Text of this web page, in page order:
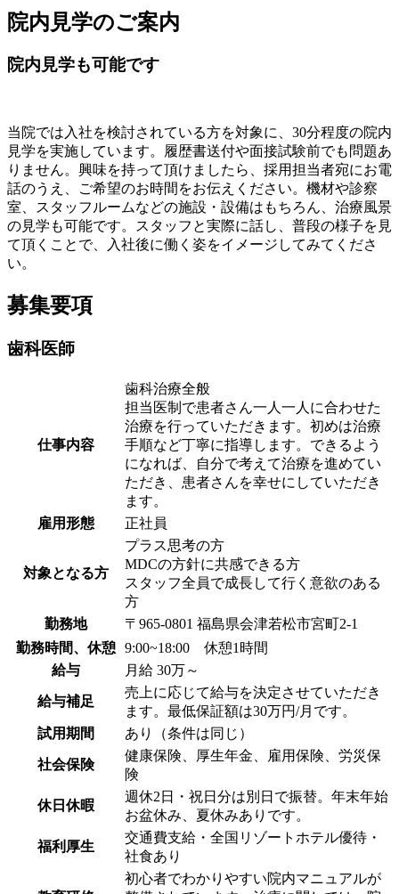
院内見学のご案内
院内見学も可能です
当院では入社を検討されている方を対象に、30分程度の院内
見学を実施しています。履歴書送付や面接試験前でも問題あ
りません。興味を持って頂けましたら、採用担当者宛にお電
話のうえ、ご希望のお時間をお伝えください。機材や診察
室、スタッフルームなどの施設・設備はもちろん、治療風景
の見学も可能です。スタッフと実際に話し、普段の様子を見
て頂くことで、入社後に働く姿をイメージしてみてくださ
い。
募集要項
歯科医師
仕事内容
歯科治療全般
担当医制で患者さん一人一人に合わせた
治療を行っていただきます。初めは治療
手順など丁寧に指導します。できるよう
になれば、自分で考えて治療を進めてい
ただき、患者さんを幸せにしていただき
ます。
雇用形態
正社員
対象となる方
プラス思考の方
MDCの方針に共感できる方
スタッフ全員で成長して行く意欲のある
方
勤務地
〒965-0801 福島県会津若松市宮町2-1
勤務時間、休憩
9:00~18:00 休憩1時間
給与
月給 30万～
給与補足
売上に応じて給与を決定させていただき
ます。最低保証額は30万円/月です。
試用期間
あり（条件は同じ）
社会保険
健康保険、厚生年金、雇用保険、労災保
険
休日休暇
週休2日・祝日分は別日で振替。年末年始
お盆休み、夏休みありです。
福利厚生
交通費支給・全国リゾートホテル優待・
社食あり
初心者でわかりやすい院内マニュアルが